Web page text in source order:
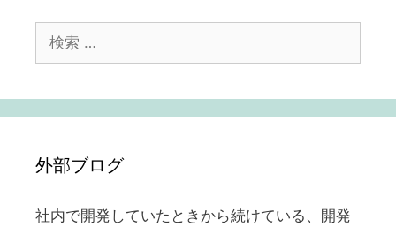
索:
外部ブログ
社内で開発していたときから続けている、開発